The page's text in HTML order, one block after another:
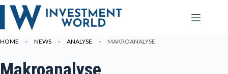
Zum
Inhalt
springen
HOME NEWS ANALYSE MAKROANALYSE